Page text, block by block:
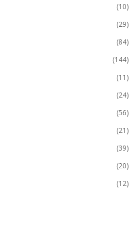
(10)
(29)
(84)
(144)
(11)
(24)
(56)
(21)
(39)
(20)
(12)